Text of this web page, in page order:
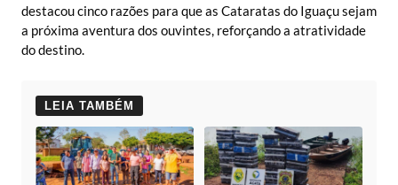
destacou cinco razões para que as Cataratas do Iguaçu sejam
a próxima aventura dos ouvintes, reforçando a atratividade
do destino.
LEIA TAMBÉM